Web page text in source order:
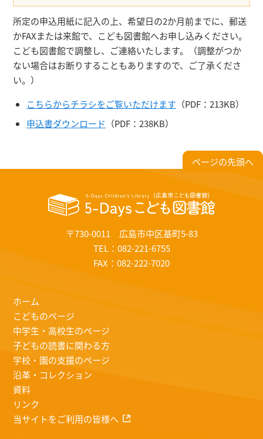
所定の申込用紙に記入の上、希望日の2か月前までに、郵送
かFAXまたは来館で、こども図書館へお申し込みください。
こども図書館で調整し、ご連絡いたします。（調整がつか
ない場合はお断りすることもありますので、ご了承くださ
い。）
こちらからチラシをご覧いただけます （PDF：213KB）
申込書ダウンロード （PDF：238KB）
ページの先頭へ
〒730-0011 広島市中区基町5-83
TEL：082-221-6755
FAX：082-222-7020
ホーム
こどものページ
中学生・高校生のページ
子どもの読書に関わる方
学校・園の支援のページ
沿革・コレクション
資料
リンク
当サイトをご利用の皆様へ